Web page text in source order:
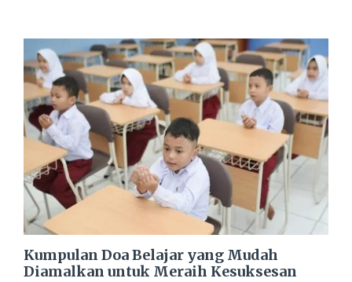
Kumpulan Doa Belajar yang Mudah
Diamalkan untuk Meraih Kesuksesan